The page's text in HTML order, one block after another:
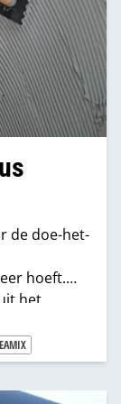
de doe-het-
hoeft.
het
de
verwerken.